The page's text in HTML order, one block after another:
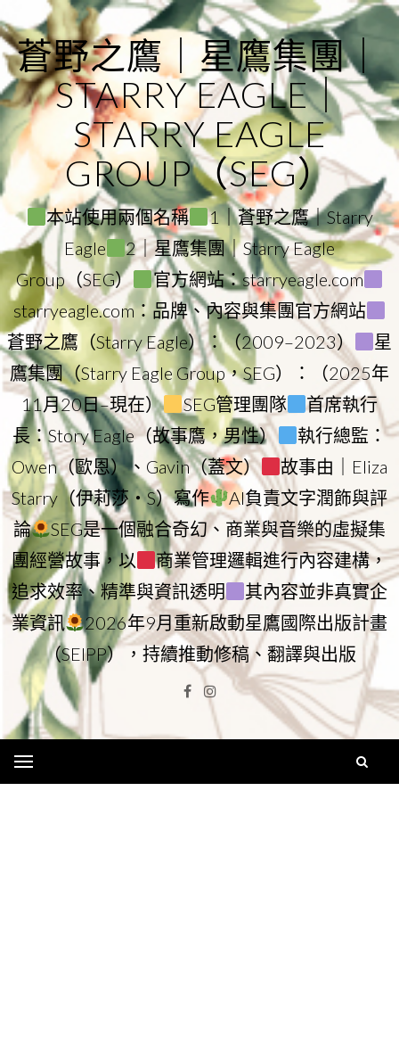
to
content
蒼野之鷹｜星鷹集團｜
STARRY EAGLE｜
STARRY EAGLE
GROUP（SEG）
本站使用兩個名稱
1｜蒼野之鷹｜Starry
Eagle
2｜星鷹集團｜Starry Eagle
Group（SEG）
官方網站：starryeagle.com
starryeagle.com：品牌、內容與集團官方網站
蒼野之鷹（Starry Eagle）：（2009–2023）
星
鷹集團（Starry Eagle Group，SEG）：（2025年
11月20日–現在）
SEG管理團隊
首席執行
長：Story Eagle（故事鷹，男性）
執行總監：
Owen（歐恩）、Gavin（蓋文）
故事由｜Eliza
Starry（伊莉莎・S）寫作
AI負責文字潤飾與評
論
SEG是一個融合奇幻、商業與音樂的虛擬集
團經營故事，以
商業管理邏輯進行內容建構，
追求效率、精準與資訊透明
其內容並非真實企
業資訊
2026年9月重新啟動星鷹國際出版計畫
（SEIPP），持續推動修稿、翻譯與出版
Facebook
Instagram